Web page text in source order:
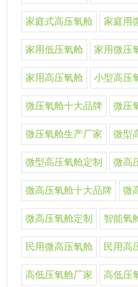
家庭式高压氧舱 家庭用
家用低压氧舱 家用微压
家用高压氧舱 小型高压
微压氧舱十大品牌 微压
微压氧舱生产厂家 微型
微型高压氧舱定制 微高
微高压氧舱十大品牌 微
微高压氧舱定制 智能氧
民用微高压氧舱 民用高
高低压氧舱厂家 高低压